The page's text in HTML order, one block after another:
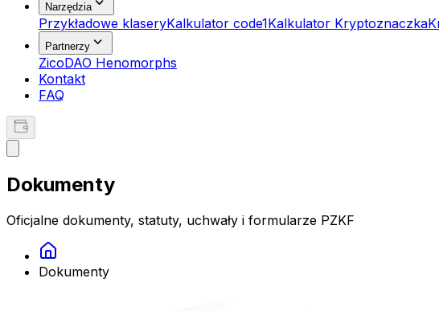
Narzędzia
Przykładowe klaseryKalkulator code1Kalkulator Kryptoznaczka
Partnerzy
ZicoDAO Henomorphs
Kontakt
FAQ
Dokumenty
Oficjalne dokumenty, statuty, uchwały i formularze PZKF
Dokumenty